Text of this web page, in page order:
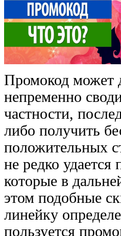
Промокод может
непременно
частности,
либо получить
положительных
не редко
которые в
этом подобные
линейку
пользуется